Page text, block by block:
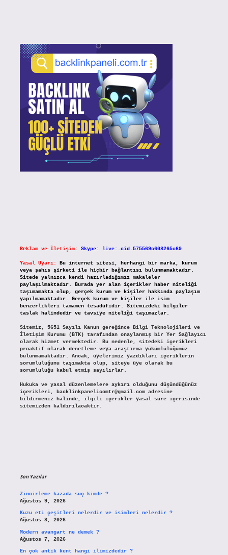
Reklam ve İletişim: Skype: live:.cid.575569c608265c69
Yasal Uyarı:
Bu internet sitesi, herhangi bir marka, kurum
veya şahıs şirketi ile hiçbir bağlantısı bulunmamaktadır.
Sitede yalnızca kendi hazırladığımız makaleler
paylaşılmaktadır. Burada yer alan içerikler haber niteliği
taşımamakta olup, gerçek kurum ve kişiler hakkında paylaşım
yapılmamaktadır. Gerçek kurum ve kişiler ile isim
benzerlikleri tamamen tesadüfidir. Sitemizdeki bilgiler
taslak halindedir ve tavsiye niteliği taşımazlar.
Sitemiz, 5651 Sayılı Kanun gereğince Bilgi Teknolojileri ve
İletişim Kurumu (BTK) tarafından onaylanmış bir Yer Sağlayıcı
olarak hizmet vermektedir. Bu nedenle, sitedeki içerikleri
proaktif olarak denetleme veya araştırma yükümlülüğümüz
bulunmamaktadır. Ancak, üyelerimiz yazdıkları içeriklerin
sorumluluğunu taşımakta olup, siteye üye olarak bu
sorumluluğu kabul etmiş sayılırlar.
Hukuka ve yasal düzenlemelere aykırı olduğunu düşündüğünüz
içerikleri,
backlinkpanelicomtr@gmail.comadresine
bildirmeniz halinde, ilgili içerikler yasal süre içerisinde
sitemizden kaldırılacaktır.
Son Yazılar
Zincirleme kazada suç kimde ?
Ağustos 9, 2026
Kuzu eti çeşitleri nelerdir ve isimleri nelerdir ?
Ağustos 8, 2026
Modern avangart ne demek ?
Ağustos 7, 2026
En çok antik kent hangi ilimizdedir ?